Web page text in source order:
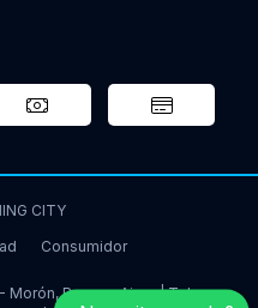
CITY
Consumidor
Morón, Buenos Aires | Tel: